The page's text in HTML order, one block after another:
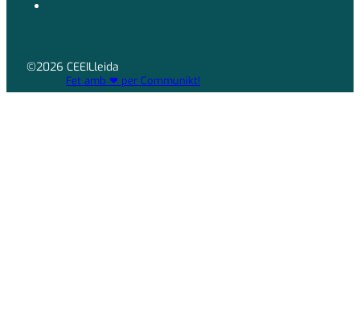
©2026 CEEILleida
Fet amb ❤ per Communikt!